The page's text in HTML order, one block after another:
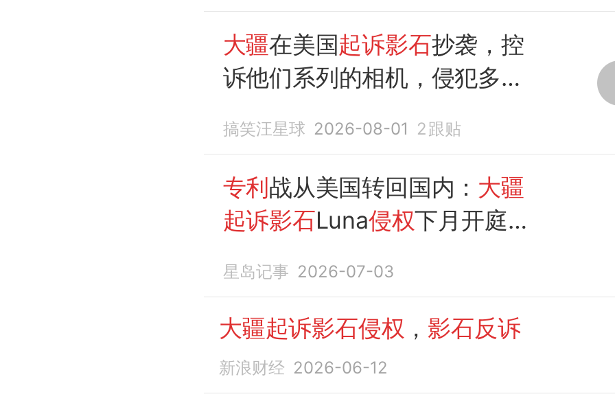
大疆在美国起诉影石抄袭，控
诉他们系列的相机，侵犯多项
搞笑汪星球 2026-08-01 2 跟贴
专利 战从美国转回国内： 大疆
起诉影石Luna侵权下月开庭，
星岛记事 2026-07-03
大疆起诉影石侵权 ， 影石反诉
新浪财经 2026-06-12